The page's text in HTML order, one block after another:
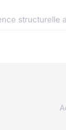
structurelle